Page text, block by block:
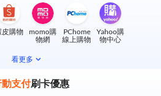
皮購物
momo購
物網
PChome
線上購物
Yahoo購
物中心
看更多
支付刷卡優惠